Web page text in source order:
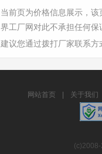
当前页为价格信息展示，
界工厂网对此不承担任何保
建议您通过拨打厂家联系
网站首页 关于我们